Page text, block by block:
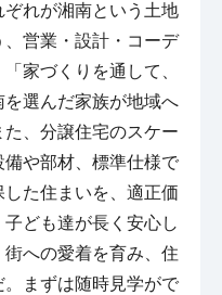
れが湘南という土地
営業・設計・コーデ
家づくりを通して、
選んだ家族が地域へ
、分譲住宅のスケー
や部材、標準仕様で
た住まいを、適正価
ども達が長く安心し
への愛着を育み、住
まずは随時見学がで